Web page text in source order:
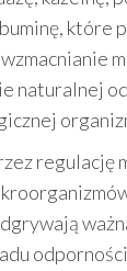
które
naturalnej
regulację